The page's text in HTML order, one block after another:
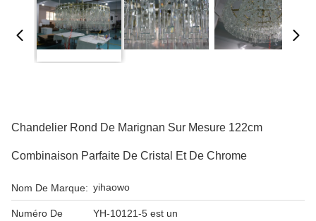
Chandelier Rond De Marignan Sur Mesure 122cm
Combinaison Parfaite De Cristal Et De Chrome
Nom De Marque: yihaowo
Numéro De
YH-10121-5 est un